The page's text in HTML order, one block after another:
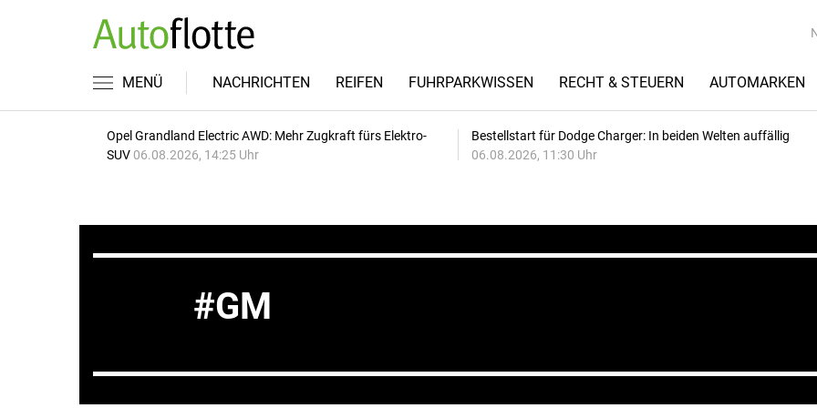
MENÜ NACHRICHTEN REIFEN FUHRPARKWISSEN RECHT & STEUERN AUTOMARKEN
Opel Grandland Electric AWD: Mehr Zugkraft fürs Elektro-
SUV 06.08.2026, 14:25 Uhr
Bestellstart für Dodge Charger: In beiden Welten auffällig
06.08.2026, 11:30 Uhr
GM